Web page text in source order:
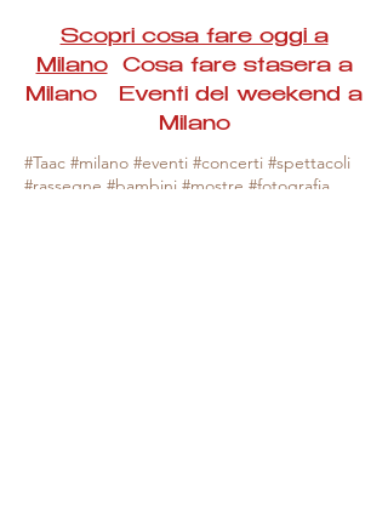
Scopri cosa fare oggi a
MilanoCosa fare stasera a
Milano Eventi del weekend a
Milano
#Taac #milano #eventi #concerti #spettacoli
#rassegne #bambini #mostre #fotografia